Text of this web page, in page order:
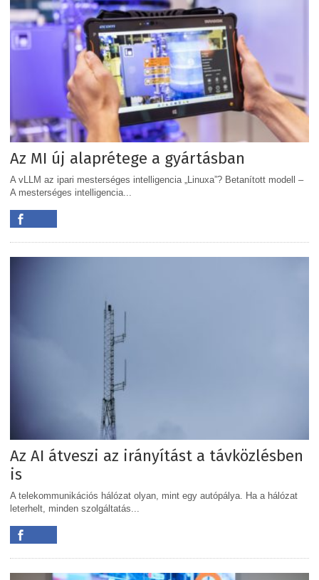
Az MI új alaprétege a gyártásban
A vLLM az ipari mesterséges intelligencia „Linuxa”? Betanított modell –
A mesterséges intelligencia...
Az AI átveszi az irányítást a távközlésben
is
A telekommunikációs hálózat olyan, mint egy autópálya. Ha a hálózat
leterhelt, minden szolgáltatás...